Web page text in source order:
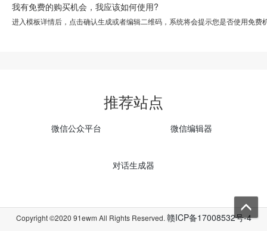
我有免费的购买机会，我应该如何使用?
进入模板详情后，点击确认生成或者编辑二维码，系统将会提示您是否使用免费
推荐站点
微信公众平台 微信编辑器
对话生成器
Copyright ©2020 91ewm All Rights Reserved. 赣ICP备17008532号-4